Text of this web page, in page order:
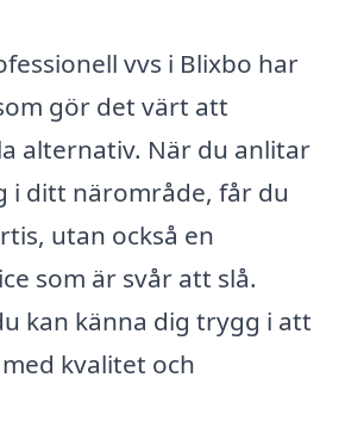
vvs i Blixbo har
gör det värt att
alternativ. När du anlitar
i ditt närområde, får du
utan också en
som är svår att slå.
kan känna dig trygg i att
kvalitet och